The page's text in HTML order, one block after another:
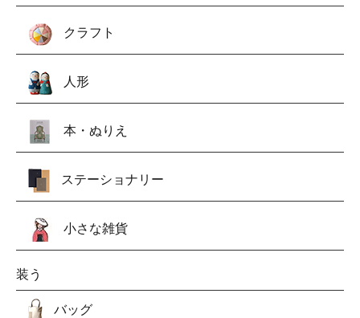
クラフト
人形
本・ぬりえ
ステーショナリー
小さな雑貨
装う
バッグ